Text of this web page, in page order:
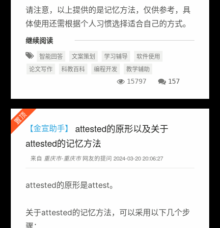
请注意，以上提供的是记忆方法，仅供参考，具
体使用还需根据个人习惯选择适合自己的方式。
继续阅读
智能回答 文案策划 学习辅导
软件使用
论文写作
科教百科 编程开发 教学辅助
15797 157
置顶
【金宣助手】
attested的原形以及关于
attested的记忆方法
来自 重庆市-重庆市网友的提问 2024-03-20 20:06:27
attested的原形是attest。
关于attested的记忆方法，可以采用以下几个步
骤：